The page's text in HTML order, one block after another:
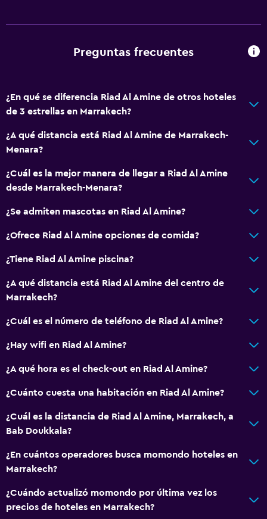
Preguntas frecuentes
¿En qué se diferencia Riad Al Amine de otros hoteles
de 3 estrellas en Marrakech?
¿A qué distancia está Riad Al Amine de Marrakech-
Menara?
¿Cuál es la mejor manera de llegar a Riad Al Amine
desde Marrakech-Menara?
¿Se admiten mascotas en Riad Al Amine?
¿Ofrece Riad Al Amine opciones de comida?
¿Tiene Riad Al Amine piscina?
¿A qué distancia está Riad Al Amine del centro de
Marrakech?
¿Cuál es el número de teléfono de Riad Al Amine?
¿Hay wifi en Riad Al Amine?
¿A qué hora es el check-out en Riad Al Amine?
¿Cuánto cuesta una habitación en Riad Al Amine?
¿Cuál es la distancia de Riad Al Amine, Marrakech, a
Bab Doukkala?
¿En cuántos operadores busca momondo hoteles en
Marrakech?
¿Cuándo actualizó momondo por última vez los
precios de hoteles en Marrakech?